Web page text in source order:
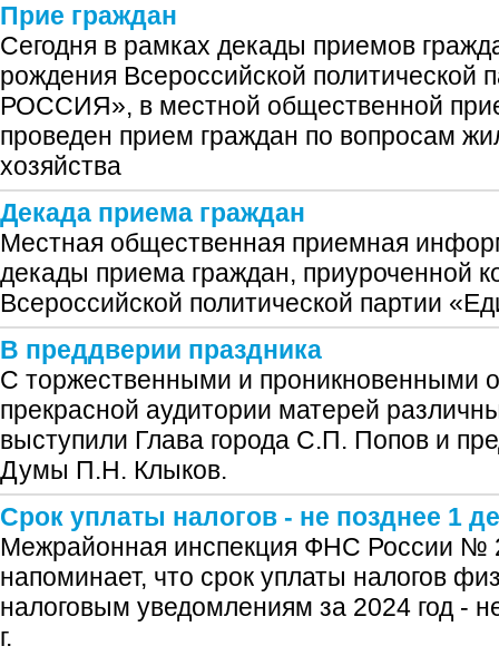
Прие граждан
Сегодня в рамках декады приемов
рождения Всероссийской
РОССИЯ», в местной общественной
проведен прием граждан по вопросам
хозяйства
Декада приема граждан
Местная общественная приемная
декады приема граждан, приуроченной
Всероссийской политической партии
В преддверии праздника
С торжественными и проникновенными
прекрасной аудитории матерей
выступили Глава города С.П. Попов и
Думы П.Н. Клыков.
Срок уплаты налогов - не позднее 1
Межрайонная инспекция ФНС России №
напоминает, что срок уплаты налогов
налоговым уведомлениям за 2024 год -
г.